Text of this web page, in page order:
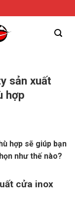
sản xuất
hợp
hợp sẽ giúp bạn
như thế nào?
cửa inox